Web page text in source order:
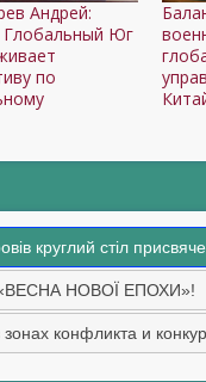
Андрей:
Юг
по
круглий стіл
«ВЕСНА НОВОЇ ЕПОХИ»!
конфликта и